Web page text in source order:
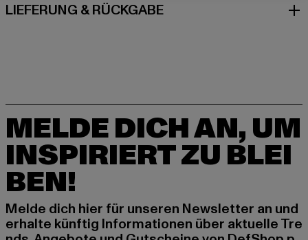
LIEFERUNG & RÜCKGABE
MELDE DICH AN, UM
INSPIRIERT ZU BLEI
BEN!
Melde dich hier für unseren Newsletter an und
erhalte künftig Informationen über aktuelle Tre